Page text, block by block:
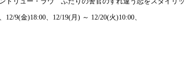
9(金)18:00、12/19(月) ～ 12/20(火)10:00、